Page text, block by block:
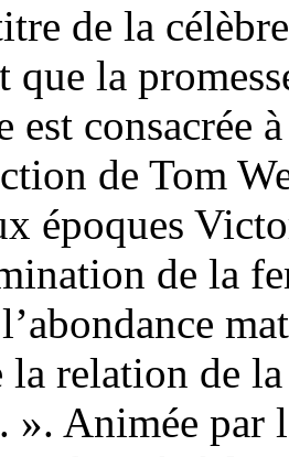
de la
que la
est consacrée
de Tom
époques
de la
relation de
». Animée